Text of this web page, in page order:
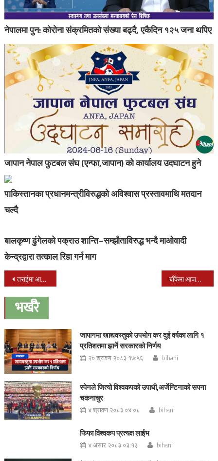
नेपालमा पुन: कोरोना संक्रमितको संख्या बढ्दै, एकैदिन १२५ जना थपिए
जापान नेपाल फुटबल संघ (एन्फा,जापान) को कार्यालय उदघाटन हुने
पाकिस्तानका प्रधानमन्त्रीविरुद्धको अविश्वास प्रस्तावमाथि मतदान
चल्दै
बालकृष्ण ढुंगेलको पक्राउ शान्ति–सम्झौताविरुद्ध भन्दै माओवादी
केन्द्रद्वारा तत्काल रिहा गर्न माग
Post
navigation
तराईमा आज होली मनाईंदै बाँकेमा आजको होली मिलन कार्यक्रमहरु कहाँ कहाँ छन् (पुरा पढ्नुहोस्)
भर्खरै
जापानमा खाद्यवस्तुको उपभोग कर दुई वर्षका लागि १
प्रतिशतमा झार्ने सरकारको निर्णय
२० श्रावण २०८३ १७:५६ bihani
स्पेनले जित्यो विश्वकपको उपाधी,अर्जेन्टिनाको सपना
चकनाचुर
४ श्रावण २०८३ ०४:०८ bihani
फिफा विश्वकप प्रत्यक्ष लाईभ
४ असार २०८३ ०३:१३ bihani